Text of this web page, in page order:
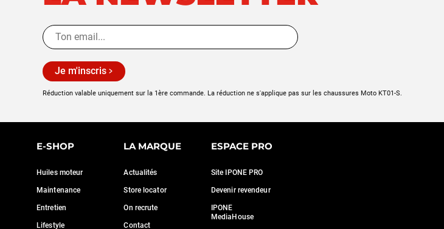
Je m'inscris
Réduction valable uniquement sur la 1ère commande. La réduction ne s'applique pas sur les chaussures Moto KT01-S.
E-SHOP
Huiles moteur
Maintenance
Entretien
Lifestyle
LA MARQUE
Actualités
Store locator
On recrute
Contact
ESPACE PRO
Site IPONE PRO
Devenir revendeur
IPONE
MediaHouse